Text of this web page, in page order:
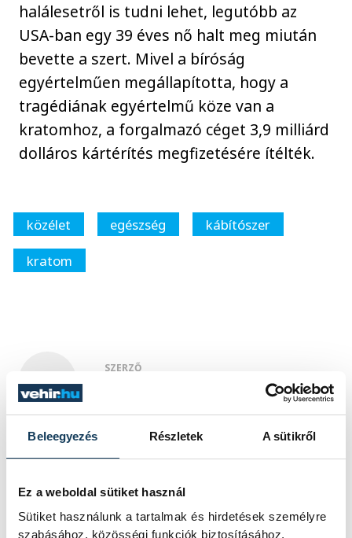
Beleegyezés Részletek A sütikről
Ez a weboldal sütiket használ
Sütiket használunk a tartalmak és hirdetések személyre
szabásához, közösségi funkciók biztosításához,
halálesetről is tudni lehet, legutóbb az
USA-ban egy 39 éves nő halt meg miután
bevette a szert. Mivel a bíróság
egyértelműen megállapította, hogy a
tragédiának egyértelmű köze van a
kratomhoz, a forgalmazó céget 3,9 milliárd
dolláros kártérítés megfizetésére ítélték.
közélet egészség
kábítószer
kratom
SZERZŐ